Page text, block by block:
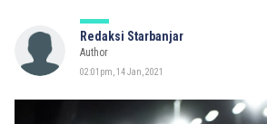
Redaksi Starbanjar
Author
02:01pm, 14 Jan, 2021